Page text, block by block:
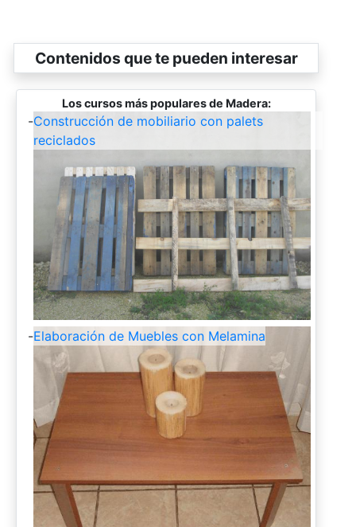
Contenidos que te pueden interesar
Los cursos más populares de Madera:
-Construcción de mobiliario con palets
reciclados
-Elaboración de Muebles con Melamina